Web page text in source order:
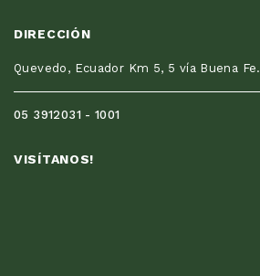
DIRECCIÓN
Quevedo, Ecuador Km 5, 5 vía Buena Fe.
05 3912031 - 1001
VISÍTANOS!